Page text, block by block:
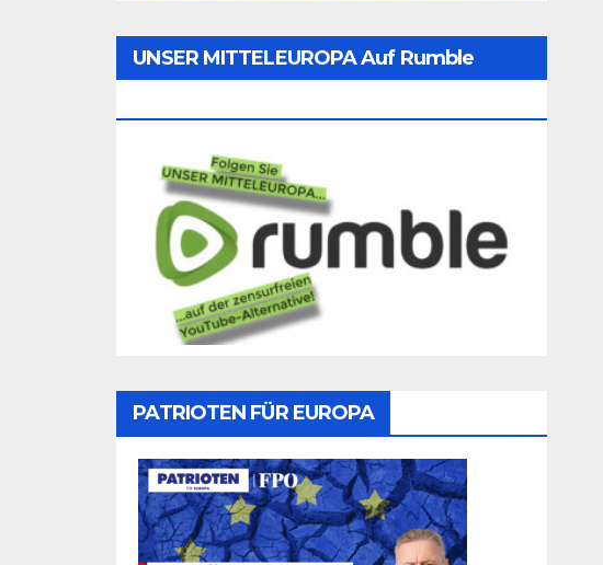
UNSER MITTELEUROPA Auf Rumble
PATRIOTEN FÜR EUROPA